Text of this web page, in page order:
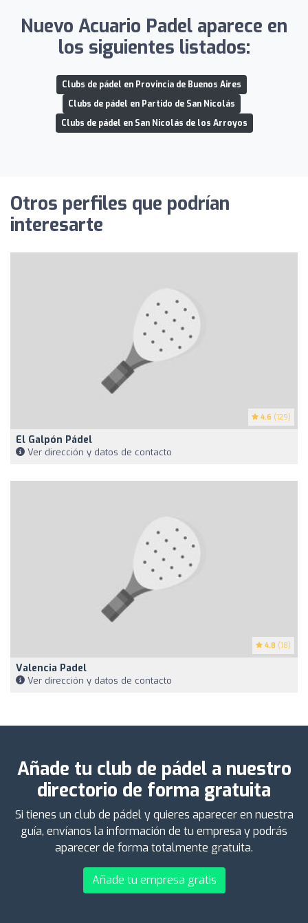
Nuevo Acuario Padel aparece en
los siguientes listados:
Clubs de pádel en Provincia de Buenos Aires
Clubs de pádel en Partido de San Nicolás
Clubs de pádel en San Nicolás de los Arroyos
Otros perfiles que podrían
interesarte
4.6 (129)
El Galpón Pádel
Ver dirección y datos de contacto
4.8 (18)
Valencia Padel
Ver dirección y datos de contacto
Añade tu club de pádel a nuestro
directorio de forma gratuita
Si tienes un club de pádel y quieres aparecer en nuestra
guía, envíanos la información de tu empresa y podrás
aparecer de forma totalmente gratuita.
Añade tu empresa gratis